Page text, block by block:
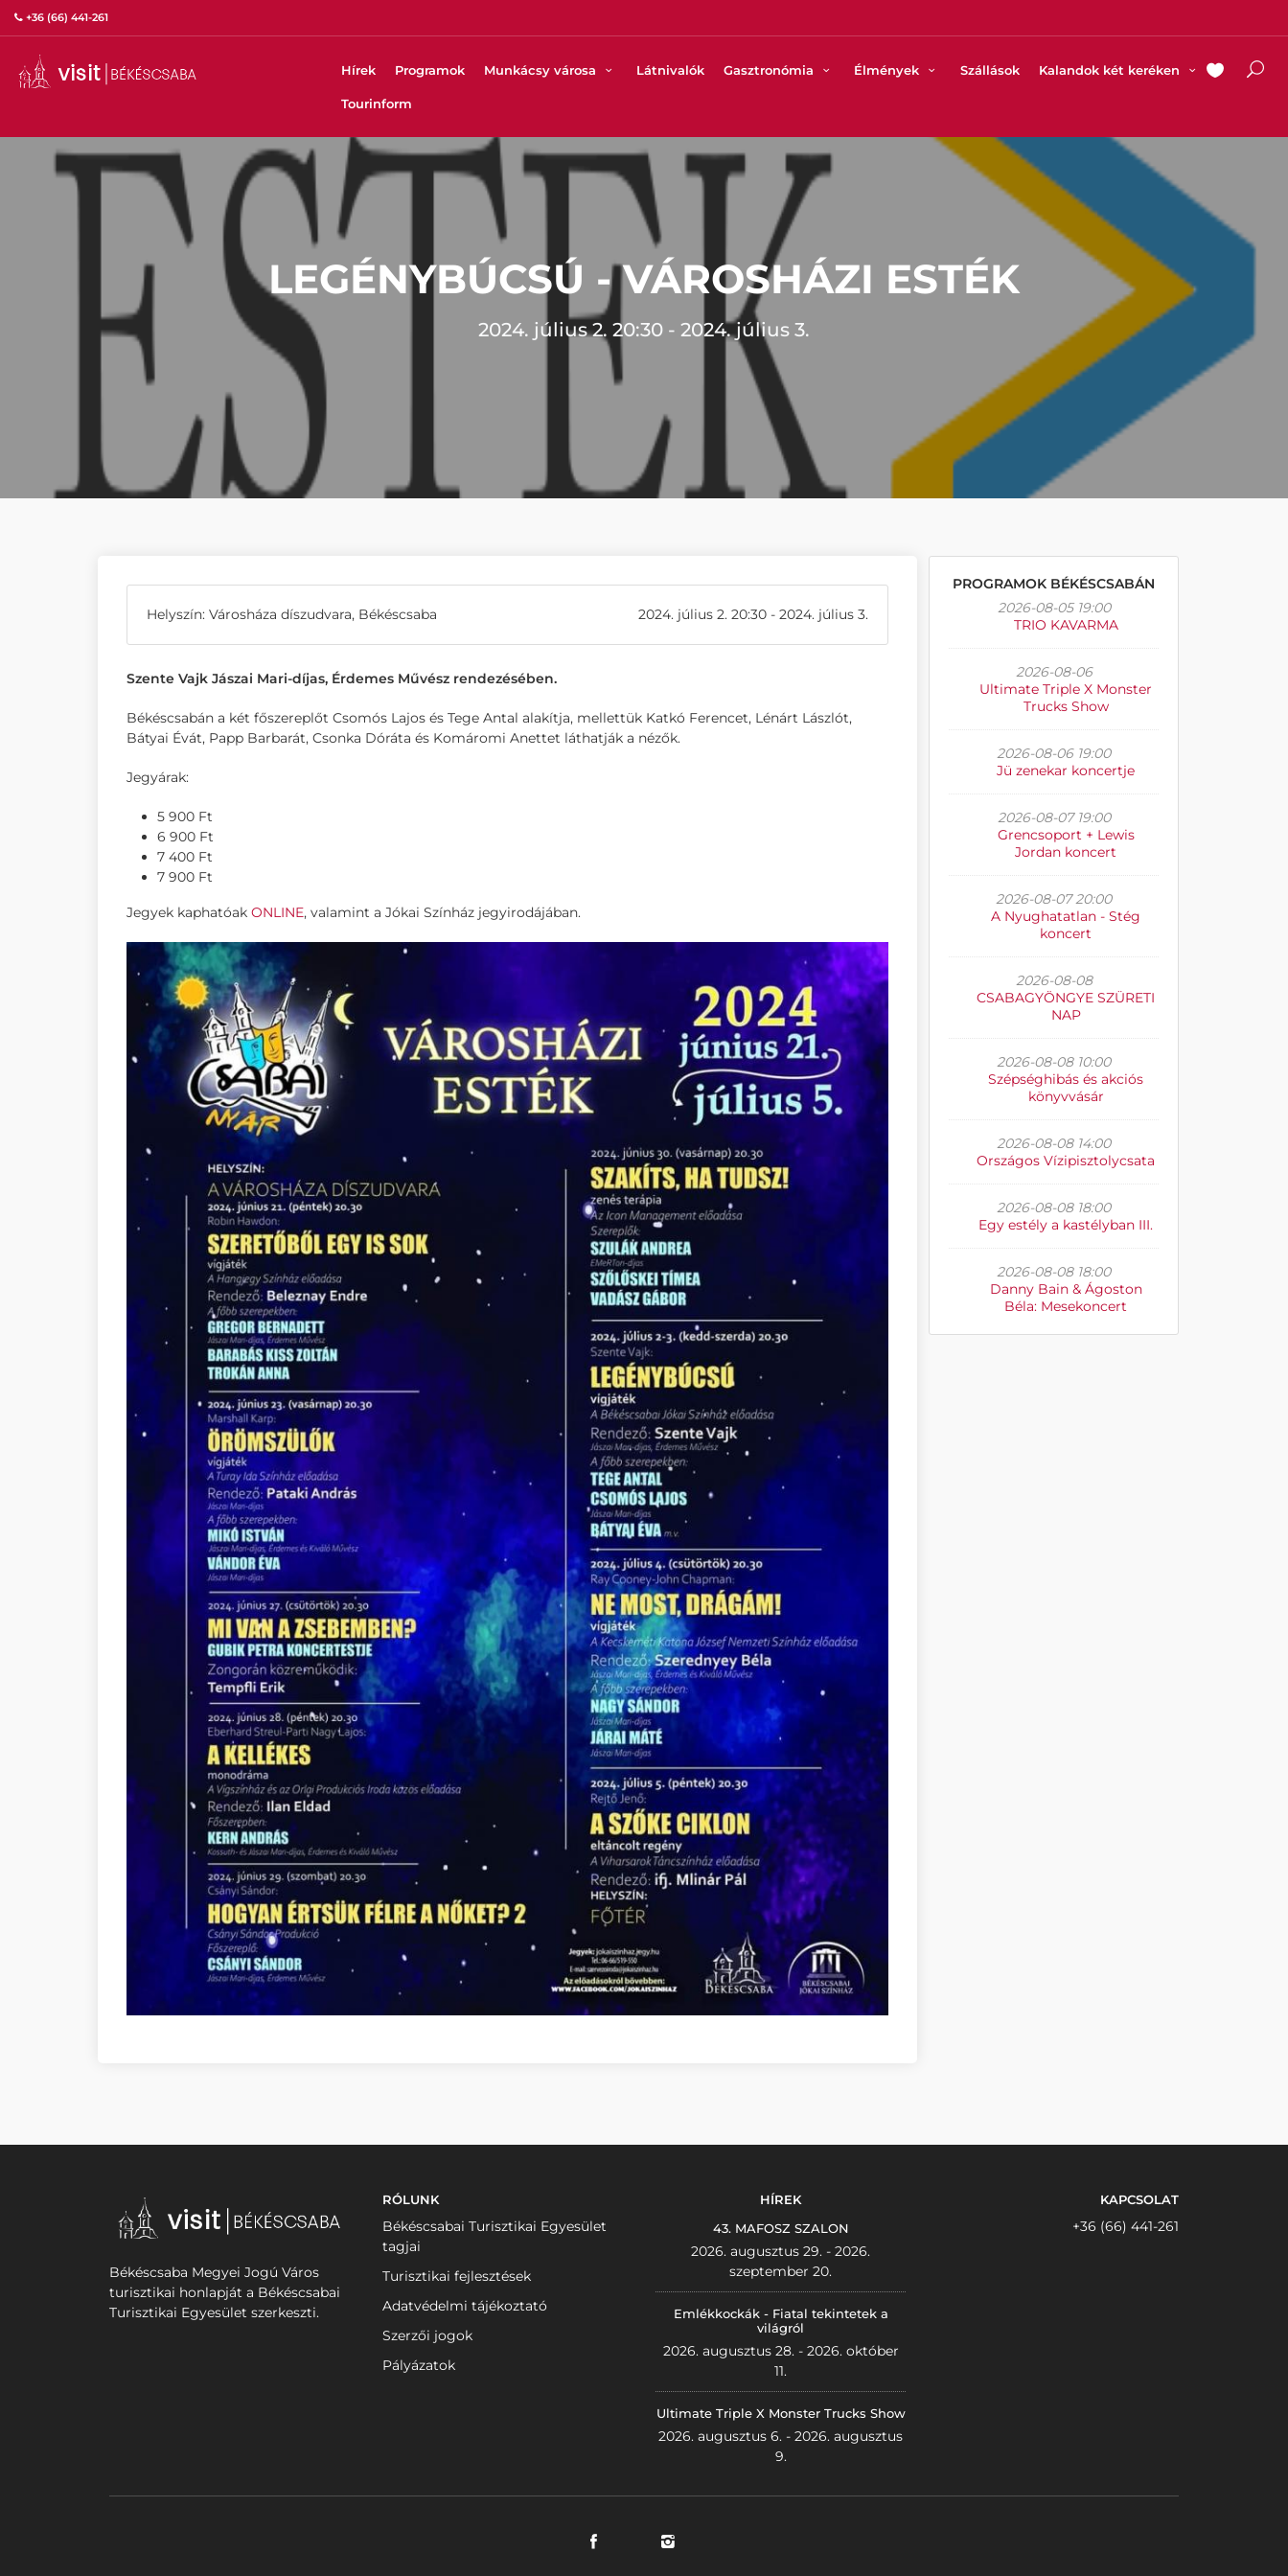
+36 (66) 441-261
Hírek Programok Munkácsy városa Látnivalók Gasztronómia Élmények Szállások Kalandok két keréken
Tourinform
LEGÉNYBÚCSÚ - VÁROSHÁZI ESTÉK
2024. július 2. 20:30 - 2024. július 3.
Helyszín: Városháza díszudvara, Békéscsaba 2024. július 2. 20:30 - 2024. július 3.
Szente Vajk Jászai Mari-díjas, Érdemes Művész rendezésében.
Békéscsabán a két főszereplőt Csomós Lajos és Tege Antal alakítja, mellettük Katkó Ferencet, Lénárt Lászlót,
Bátyai Évát, Papp Barbarát, Csonka Dóráta és Komáromi Anettet láthatják a nézők.
Jegyárak:
5 900 Ft
6 900 Ft
7 400 Ft
7 900 Ft
Jegyek kaphatóak ONLINE, valamint a Jókai Színház jegyirodájában.
PROGRAMOK BÉKÉSCSABÁN
2026-08-05 19:00
TRIO KAVARMA
2026-08-06
Ultimate Triple X Monster
Trucks Show
2026-08-06 19:00
Jü zenekar koncertje
2026-08-07 19:00
Grencsoport + Lewis
Jordan koncert
2026-08-07 20:00
A Nyughatatlan - Stég
koncert
2026-08-08
CSABAGYÖNGYE SZÜRETI
NAP
2026-08-08 10:00
Szépséghibás és akciós
könyvvásár
2026-08-08 14:00
Országos Vízipisztolycsata
2026-08-08 18:00
Egy estély a kastélyban III.
2026-08-08 18:00
Danny Bain & Ágoston
Béla: Mesekoncert
Békéscsaba Megyei Jogú Város
turisztikai honlapját a Békéscsabai
Turisztikai Egyesület szerkeszti.
RÓLUNK
Békéscsabai Turisztikai Egyesület
tagjai
Turisztikai fejlesztések
Adatvédelmi tájékoztató
Szerzői jogok
Pályázatok
HÍREK
43. MAFOSZ SZALON
2026. augusztus 29. - 2026.
szeptember 20.
Emlékkockák - Fiatal tekintetek a
világról
2026. augusztus 28. - 2026. október
11.
Ultimate Triple X Monster Trucks Show
2026. augusztus 6. - 2026. augusztus
9.
KAPCSOLAT
+36 (66) 441-261